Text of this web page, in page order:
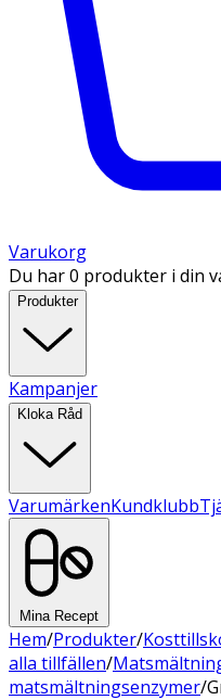
Varukorg
Du har 0 produkter i din
Produkter
Kampanjer
Kloka Råd
VarumärkenKundklubb
Mina Recept
Hem/Produkter/
alla tillfällen/
matsmältningsenzymer/